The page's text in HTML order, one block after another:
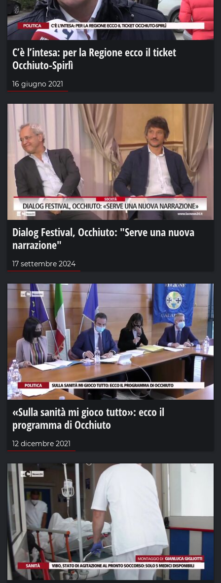
C’è l’intesa: per la Regione ecco il ticket
Occhiuto-Spirlì
16 giugno 2021
Dialog Festival, Occhiuto: "Serve una nuova
narrazione"
17 settembre 2024
«Sulla sanità mi gioco tutto»: ecco il
programma di Occhiuto
12 dicembre 2021